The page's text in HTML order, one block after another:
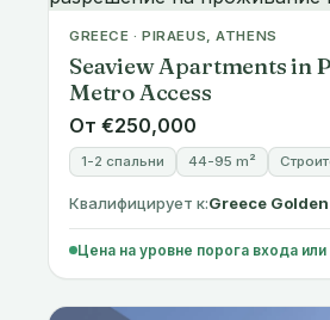
Metro Access
От €250,000
1-2 спальни 44-95 m²
Квалифицирует к:Greece Golden
Цена на уровне порога входа